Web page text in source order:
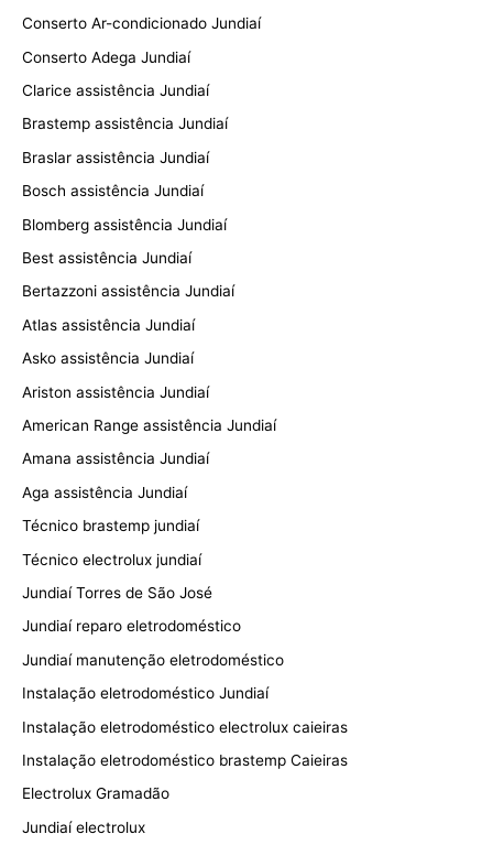
Conserto Ar-condicionado Jundiaí
Conserto Adega Jundiaí
Clarice assistência Jundiaí
Brastemp assistência Jundiaí
Braslar assistência Jundiaí
Bosch assistência Jundiaí
Blomberg assistência Jundiaí
Best assistência Jundiaí
Bertazzoni assistência Jundiaí
Atlas assistência Jundiaí
Asko assistência Jundiaí
Ariston assistência Jundiaí
American Range assistência Jundiaí
Amana assistência Jundiaí
Aga assistência Jundiaí
Técnico brastemp jundiaí
Técnico electrolux jundiaí
Jundiaí Torres de São José
Jundiaí reparo eletrodoméstico
Jundiaí manutenção eletrodoméstico
Instalação eletrodoméstico Jundiaí
Instalação eletrodoméstico electrolux caieiras
Instalação eletrodoméstico brastemp Caieiras
Electrolux Gramadão
Jundiaí electrolux